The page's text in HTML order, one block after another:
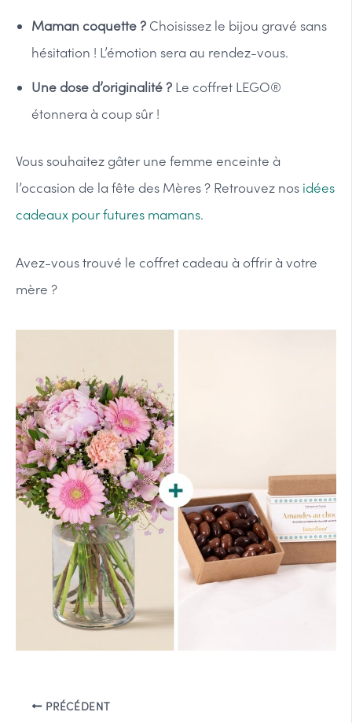
Maman coquette ? Choisissez le bijou gravé sans
hésitation ! L’émotion sera au rendez-vous.
Une dose d’originalité ? Le coffret LEGO®
étonnera à coup sûr !
Vous souhaitez gâter une femme enceinte à
l’occasion de la fête des Mères ? Retrouvez nos idées
cadeaux pour futures mamans.
Avez-vous trouvé le coffret cadeau à offrir à votre
mère ?
PRÉCÉDENT